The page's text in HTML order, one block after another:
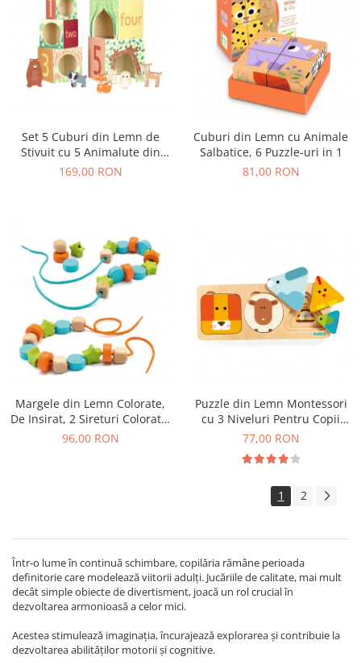
Set 5 Cuburi din Lemn de
Stivuit cu 5 Animalute din
Padure
169,00 RON
Cuburi din Lemn cu Animale
Salbatice, 6 Puzzle-uri in 1
81,00 RON
Margele din Lemn Colorate,
De Insirat, 2 Sireturi Colorate,
24 Margele
96,00 RON
Puzzle din Lemn Montessori
cu 3 Niveluri Pentru Copii
Mici, Animale si Forme
77,00 RON
1 2
Într-o lume în continuă schimbare, copilăria rămâne perioada
definitorie care modelează viitorii adulți. Jucăriile de calitate, mai mult
decât simple obiecte de divertisment, joacă un rol crucial în
dezvoltarea armonioasă a celor mici.
Acestea stimulează imaginația, încurajează explorarea și contribuie la
dezvoltarea abilităților motorii și cognitive.